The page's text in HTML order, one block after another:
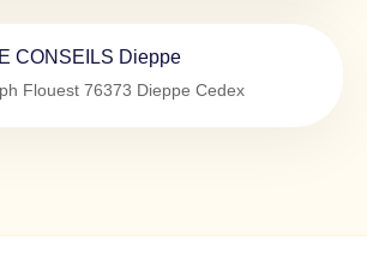
CONSEILS Dieppe
Flouest 76373 Dieppe Cedex